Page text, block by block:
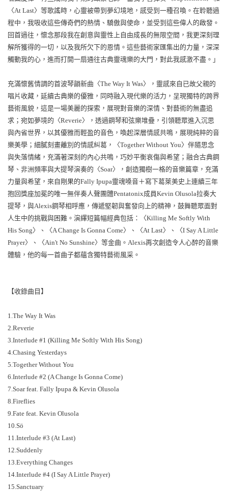
〈At Last〉等歌謠時，心靈被帶到夢幻境地，感受到一種召喚。在聆聽過
程中，我吸收這些傳奇們的熱情、驕傲與使命，並受到這些偉人的啟發。
回首過往，懷念那段我在創意與靈性上自由成長的無限空間，我更深刻理
解所獲得的一切，以及我所欠下的恩情。這些藝術家匯集出的力量，深深
觸動我的心，進而打開一扇通往古典靈魂樂的大門，對此我感激不盡。」
充滿懷舊情調的首波琴韻新曲〈The Way It Was〉，靈感來自已故父親的
唱片收藏，延續古典樂的優雅，同時融入現代樂的活力，呈現獨特的跨界
藝術風貌，這是一場美麗的探索，展現對音樂的深情、對藝術的無盡追
求；宛如夢境的〈Reverie〉，透過鋼琴和弦樂堆疊，引領聽眾進入沉思
與內省世界，以其優雅而輕盈的音色，喚起深層情感共鳴，展現純粹的音
樂美學；細膩刻畫離別的情感糾葛，〈Together Without You〉伴隨思念
與失落情緒，充滿著深刻的內心共鳴，巧妙平衡哀傷與希望；融合古典鋼
琴、非洲頻率與大提琴演奏的〈Soar〉，創造獨樹一格的音樂篇章，充滿
力量與希望，來自剛果的Fally Ipupa靈魂嗓音＋寫下葛萊美史上連續三年
抱回獎座加冕的唯一無伴奏人聲團體Pentatonix成員Kevin Olusola拉奏大
提琴，與Alexis鋼琴相呼應，傳遞堅韌與奮發向上的精神，鼓舞聽眾面對
人生中的挑戰與困難。演繹短篇幅經典包括：〈Killing Me Softly With
His Song〉、〈A Change Is Gonna Come〉、〈At Last〉、〈I Say A Little
Prayer〉、〈Ain't No Sunshine〉等金曲。Alexis再次創造令人心醉的音樂
體驗，他的每一首曲子都蘊含獨特藝術風采。
【收錄曲目】
1.The Way It Was
2.Reverie
3.Interlude #1 (Killing Me Softly With His Song)
4.Chasing Yesterdays
5.Together Without You
6.Interlude #2 (A Change Is Gonna Come)
7.Soar feat. Fally Ipupa & Kevin Olusola
8.Fireflies
9.Fate feat. Kevin Olusola
10.Sö
11.Interlude #3 (At Last)
12.Suddenly
13.Everything Changes
14.Interlude #4 (I Say A Little Prayer)
15.Sanctuary